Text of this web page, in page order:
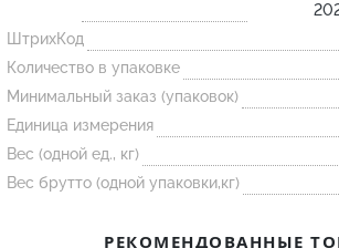
Трубка
Стержень
Пробка
Подставка
Лодочка
Контакт
ШтрихКод
Количество в упаковке
Минимальный заказ (упаковок)
Единица измерения
Вес (одной ед., кг)
Вес брутто (одной упаковки,кг)
РЕКОМЕНДОВАННЫЕ